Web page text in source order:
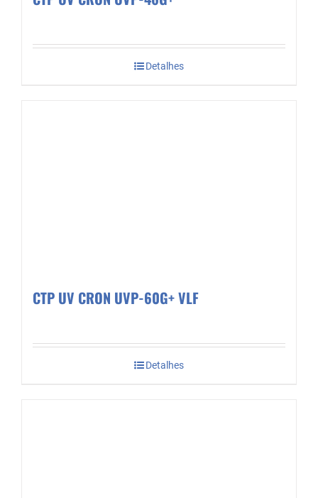
Detalhes
CTP UV CRON UVP-60G+ VLF
Detalhes